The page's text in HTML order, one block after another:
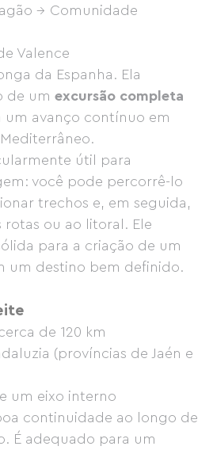
→ Comunidade
Valence
da Espanha. Ela
de um excursão completa
um avanço contínuo em
útil para
você pode percorrê-lo
trechos e, em seguida,
ou ao litoral. Ele
para a criação de um
um destino bem definido.
de 120 km
(províncias de Jaén e
um eixo interno
continuidade ao longo de
É adequado para um